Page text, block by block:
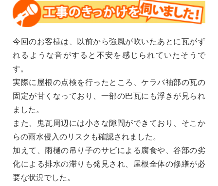
今回のお客様は、以前から強風が吹いたあとに瓦がず
れるような音がすると不安を感じられていたそうで
す。
実際に屋根の点検を行ったところ、ケラバ袖部の瓦の
固定が甘くなっており、一部の巴瓦にも浮きが見られ
ました。
また、鬼瓦周辺には小さな隙間ができており、そこか
らの雨水侵入のリスクも確認されました。
加えて、雨樋の吊り子のサビによる腐食や、谷部の劣
化による排水の滞りも発見され、屋根全体の修繕が必
要な状況でした。